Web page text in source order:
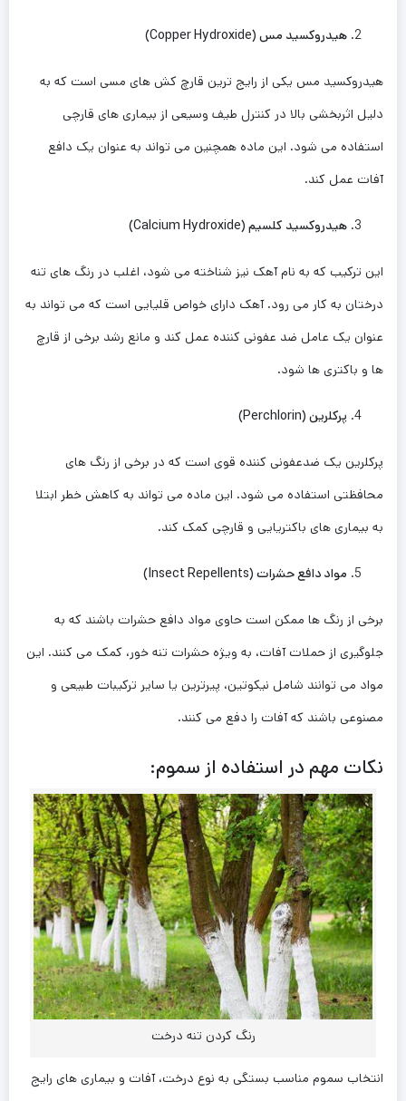
هیدروکسید مس (
Copper Hydroxide
)
هیدروکسید مس یکی از رایج ‌ترین قارچ‌ کش ‌های مسی است که به
دلیل اثربخشی بالا در کنترل طیف وسیعی از بیماری ‌های قارچی
استفاده می ‌شود. این ماده همچنین می ‌تواند به عنوان یک دافع
آفات عمل کند.
هیدروکسید کلسیم (
Calcium Hydroxide
)
این ترکیب که به نام آهک نیز شناخته می ‌شود، اغلب در رنگ‌ های تنه
درختان به کار می‌ رود. آهک دارای خواص قلیایی است که می ‌تواند به
عنوان یک عامل ضد عفونی کننده عمل کند و مانع رشد برخی از قارچ‌
ها و باکتری ‌ها شود.
پرکلرین (
Perchlorin
)
پرکلرین یک ضدعفونی کننده قوی است که در برخی از رنگ ‌های
محافظتی استفاده می ‌شود. این ماده می ‌تواند به کاهش خطر ابتلا
به بیماری‌ های باکتریایی و قارچی کمک کند.
مواد دافع حشرات (
Insect Repellents
)
برخی از رنگ‌ ها ممکن است حاوی مواد دافع حشرات باشند که به
جلوگیری از حملات آفات، به ویژه حشرات تنه ‌خور، کمک می‌ کنند. این
مواد می ‌توانند شامل نیکوتین، پیرترین یا سایر ترکیبات طبیعی و
مصنوعی باشند که آفات را دفع می ‌کنند.
نکات مهم در استفاده از سموم:
رنگ کردن تنه درخت
انتخاب سموم مناسب بستگی به نوع درخت، آفات و بیماری‌ های رایج